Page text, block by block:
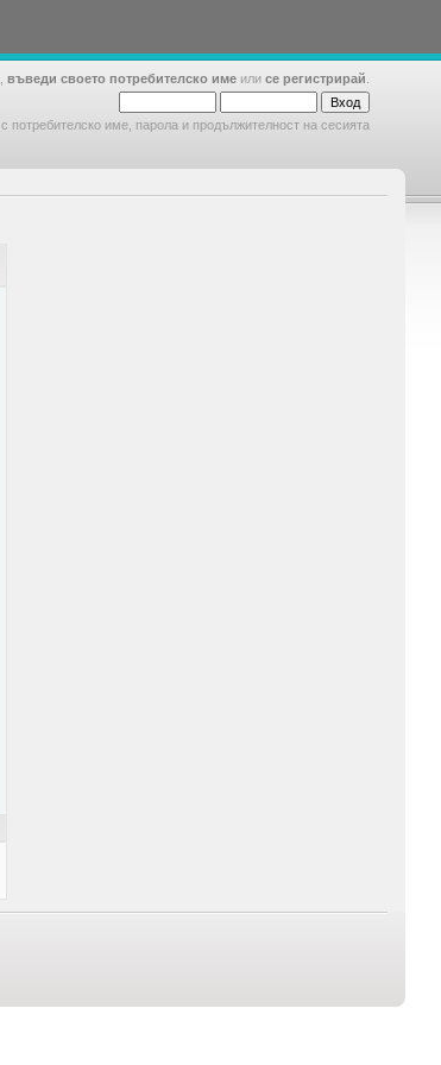
въведи своето потребителско име или се регистрирай
потребителско име, парола и продължителност на сесията